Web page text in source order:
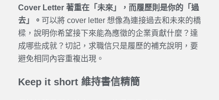
Cover Letter著重在「未來」，而履歷則是你的「過
去」。 可以將 cover letter 想像為連接過去和未來的橋
樑，說明你希望接下來能為應徵的企業貢獻什麼？達
成哪些成就？切記，求職信只是履歷的補充說明，要
避免相同內容重複出現。
Keep it short 維持書信精簡